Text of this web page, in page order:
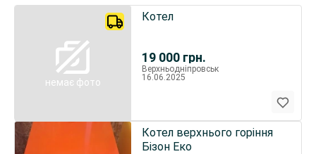
немає фото
19 000 грн.
Котел
Верхньодніпровськ
16.06.2025
Котел верхнього горіння
Бізон Еко